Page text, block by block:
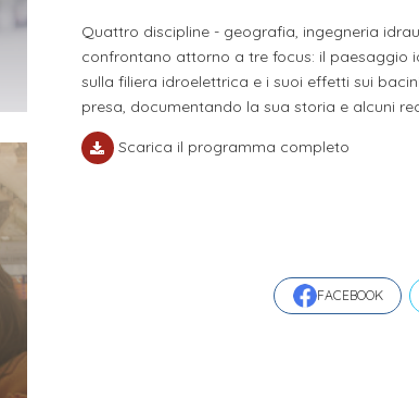
Quattro discipline - geografia, ingegneria
confrontano attorno a tre focus: il paesaggio
sulla filiera idroelettrica e i suoi effetti sui
presa, documentando la sua storia e alcuni
Scarica il programma completo
FACEBOOK